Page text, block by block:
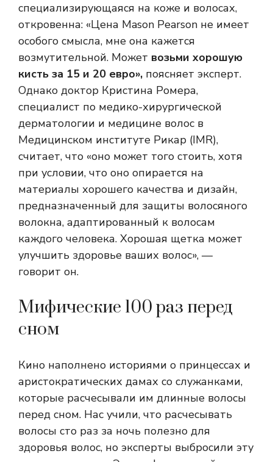
специализирующаяся на коже и волосах,
откровенна: «Цена Mason Pearson не имеет
особого смысла, мне она кажется
возмутительной. Может возьми хорошую
кисть за 15 и 20 евро», поясняет эксперт.
Однако доктор Кристина Ромера,
специалист по медико-хирургической
дерматологии и медицине волос в
Медицинском институте Рикар (IMR),
считает, что «оно может того стоить, хотя
при условии, что оно опирается на
материалы хорошего качества и дизайн,
предназначенный для защиты волосяного
волокна, адаптированный к волосам
каждого человека. Хорошая щетка может
улучшить здоровье ваших волос», —
говорит он.
Мифические 100 раз перед
сном
Кино наполнено историями о принцессах и
аристократических дамах со служанками,
которые расчесывали им длинные волосы
перед сном. Нас учили, что расчесывать
волосы сто раз за ночь полезно для
здоровья волос, но эксперты выбросили эту